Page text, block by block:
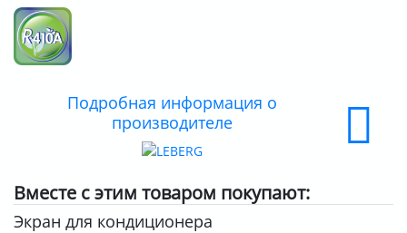
ДОСТАВКА
ОПЛАТА
Подробная информация о
производителе
Вместе с этим товаром покупают:
Экран для кондиционера